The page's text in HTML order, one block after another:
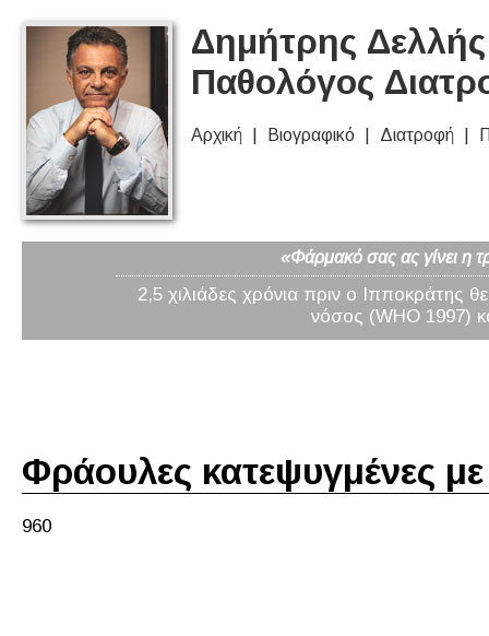
Δημήτρης
Παθολόγος
Αρχική Βιογραφικό Διατροφή
«Φάρμακό σας ας γίνει η
2,5 χιλιάδες χρόνια πριν ο Ιπποκράτης
νόσος (WHO 1997)
Φράουλες κατεψυγμένες
960